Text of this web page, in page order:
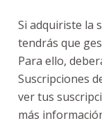
Si adquiriste la
tendrás que
Para ello,
Suscripciones
ver tus
más